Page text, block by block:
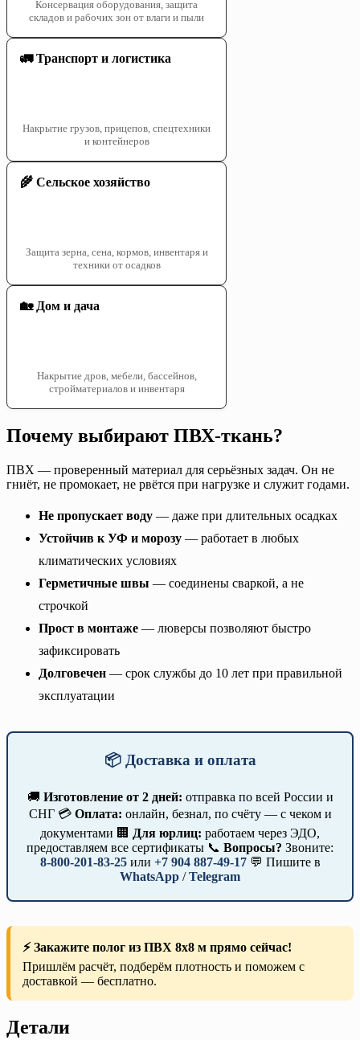
Консервация оборудования, защита
складов и рабочих зон от влаги и пыли
🚛 Транспорт и логистика
Накрытие грузов, прицепов, спецтехники
и контейнеров
🌾 Сельское хозяйство
Защита зерна, сена, кормов, инвентаря и
техники от осадков
🏡 Дом и дача
Накрытие дров, мебели, бассейнов,
стройматериалов и инвентаря
Почему выбирают ПВХ-ткань?
ПВХ — проверенный материал для серьёзных задач. Он не
гниёт, не промокает, не рвётся при нагрузке и служит годами.
Не пропускает воду — даже при длительных осадках
Устойчив к УФ и морозу — работает в любых
климатических условиях
Герметичные швы — соединены сваркой, а не
строчкой
Прост в монтаже — люверсы позволяют быстро
зафиксировать
Долговечен — срок службы до 10 лет при правильной
эксплуатации
📦 Доставка и оплата
🚚 Изготовление от 2 дней: отправка по всей России и
СНГ 💳 Оплата: онлайн, безнал, по счёту — с чеком и
документами 🏢 Для юрлиц: работаем через ЭДО,
предоставляем все сертификаты 📞 Вопросы? Звоните:
8-800-201-83-25или +7 904 887-49-17💬 Пишите в
WhatsApp /Telegram
⚡ Закажите полог из ПВХ 8х8 м прямо сейчас!
Пришлём расчёт, подберём плотность и поможем с
доставкой — бесплатно.
Детали